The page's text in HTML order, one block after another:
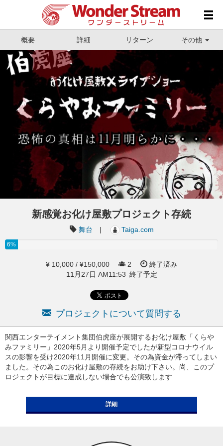
概要 詳細 リターン その他
新感覚お化け屋敷プロジェクト存続
舞台 | Taiga.com
6%
¥ 10,000 / ¥150,000 2
終了済み
11月27日 AM11:53 終了予定
プロジェクトについて質問する
関西エンターテイメント集団伯虎座が展開するお化け屋敷「くらや
みファミリー」2020年5月より開催予定でしたが新型コロナウイル
スの影響を受け2020年11月開催に変更。その為資金が滞ってしまい
ました。その為このお化け屋敷の存続をお助け下さい。尚、このプ
ロジェクトが目標に達成しない場合でも公演致します
詳細